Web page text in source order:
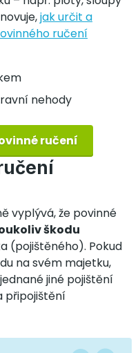
jak určit a
ručení
nehody
ručení
vyplývá, že povinné
škodu
(pojištěného). Pokud
na svém majetku,
jiné pojištění
připojištění